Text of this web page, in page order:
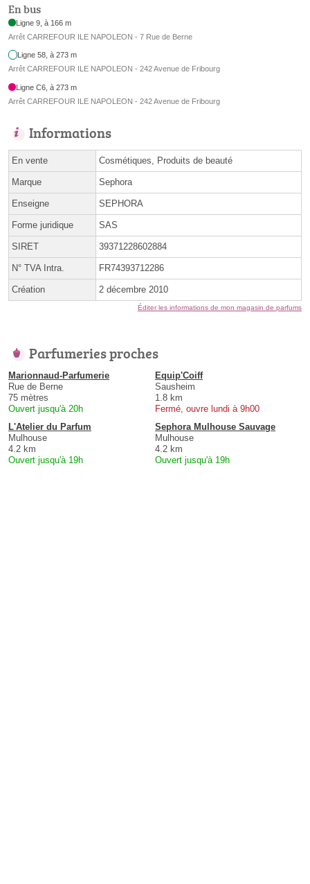
En bus
Ligne 9, à 166 m
Arrêt CARREFOUR ILE NAPOLEON - 7 Rue de Berne
Ligne 58, à 273 m
Arrêt CARREFOUR ILE NAPOLEON - 242 Avenue de Fribourg
Ligne C6, à 273 m
Arrêt CARREFOUR ILE NAPOLEON - 242 Avenue de Fribourg
Informations
En vente Cosmétiques, Produits de beauté
Marque Sephora
Enseigne SEPHORA
Forme juridique SAS
SIRET 39371228602884
N° TVA Intra. FR74393712286
Création 2 décembre 2010
Éditer les informations de mon magasin de parfums
Parfumeries proches
Marionnaud-Parfumerie
Rue de Berne
75 mètres
Ouvert jusqu'à 20h
Equip'Coiff
Sausheim
1.8 km
Fermé, ouvre lundi à 9h00
L'Atelier du Parfum
Mulhouse
4.2 km
Ouvert jusqu'à 19h
Sephora Mulhouse Sauvage
Mulhouse
4.2 km
Ouvert jusqu'à 19h